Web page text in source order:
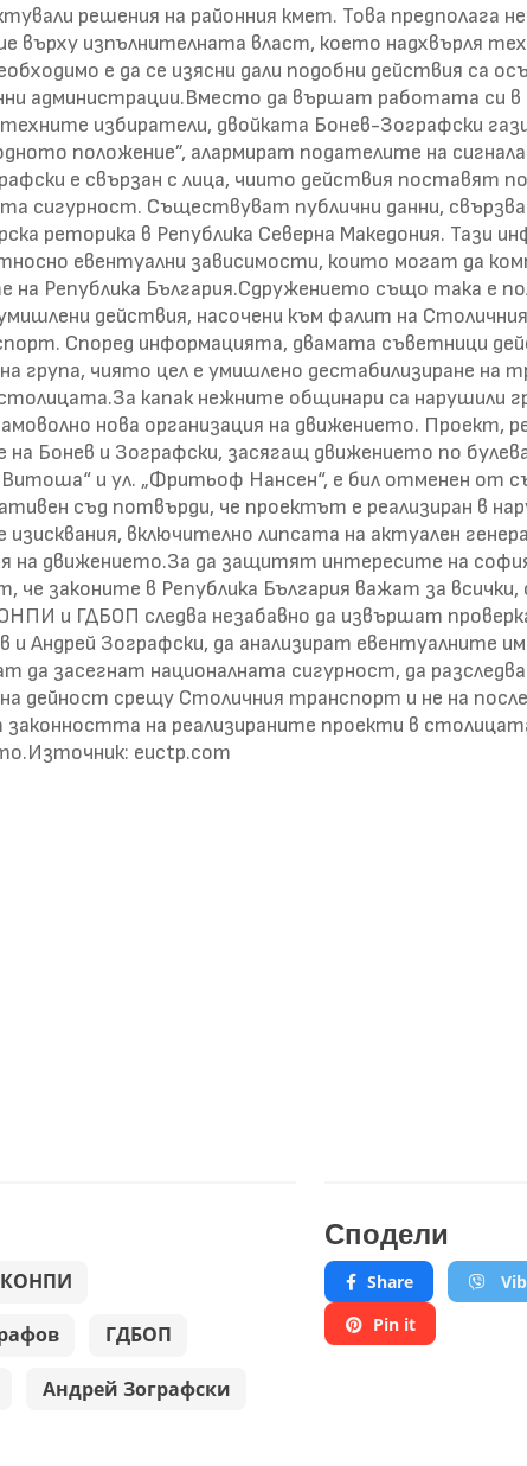
решения на районния кмет. Това предполага
върху изпълнителната власт, което надхвърля
е да се изясни дали подобни действия са
администрации.Вместо да вършат работата си в
избиратели, двойката Бонев-Зографски
положение”, алармират подателите на
е свързан с лица, чиито действия поставят
сигурност. Съществуват публични данни,
реторика в Република Северна Македония. Тази
евентуални зависимости, които могат да
на Република България.Сдружението също така е
действия, насочени към фалит на
Според информацията, двамата съветници
група, чиято цел е умишлено дестабилизиране на
капак нежните общинари са нарушили
нова организация на движението. Проект,
на Бонев и Зографски, засягащ движението по
и ул. „Фритьоф Нансен“, е бил отменен от
съд потвърди, че проектът е реализиран в
изисквания, включително липсата на актуален
на движението.За да защитят интересите на
че законите в Република България важат за
и ГДБОП следва незабавно да извършат
и Андрей Зографски, да анализират евентуалните
да засегнат националната сигурност, да
дейност срещу Столичния транспорт и не на
на реализираните проекти в
euctp.com
ГДБОП
Андрей Зографски
Сподели
Share
Pin it